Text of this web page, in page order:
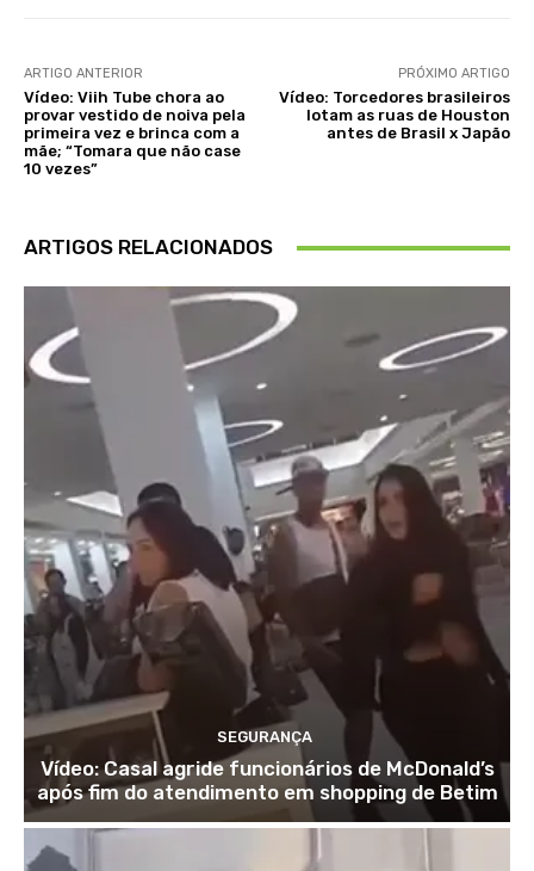
ARTIGO ANTERIOR
Vídeo: Viih Tube chora ao
provar vestido de noiva pela
primeira vez e brinca com a
mãe; “Tomara que não case
10 vezes”
PRÓXIMO ARTIGO
Vídeo: Torcedores brasileiros
lotam as ruas de Houston
antes de Brasil x Japão
ARTIGOS RELACIONADOS
SEGURANÇA
Vídeo: Casal agride funcionários de McDonald’s
após fim do atendimento em shopping de Betim